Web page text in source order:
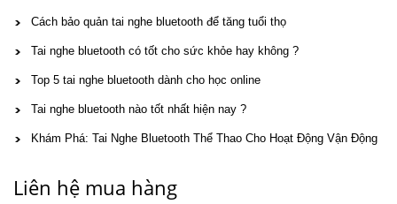
Cách bảo quản tai nghe bluetooth để tăng tuổi thọ
Tai nghe bluetooth có tốt cho sức khỏe hay không ?
Top 5 tai nghe bluetooth dành cho học online
Tai nghe bluetooth nào tốt nhất hiện nay ?
Khám Phá: Tai Nghe Bluetooth Thể Thao Cho Hoạt Động Vận Động
Liên hệ mua hàng